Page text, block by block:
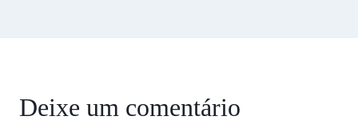
Deixe um comentário